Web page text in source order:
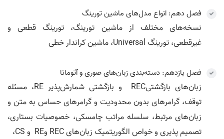
فصل دهم: انواع مدل‌های ماشین تورینگ
نسخه‌های مختلف از ماشین تورینگ، تورینگ قطعی و
غیرقطعی، تورینگ Universal، ماشین کراندار خطی
فصل یازدهم: دسته‌بندی زبان‌های صوری و آتوماتا
زبان‌های بازگشتیREC و بازگشتی شمارش‌پذیر RE، مسئله
توقف، گرامرهای بدون محدودیت و گرامرهای حساس به متن و
زبان‌های مرتبط، سلسله مراتب چامسکی، خصوصیات بستاری،
تصمیم پذیری و خواص الگوریتمیک زبان‌های REC وRE و CS،